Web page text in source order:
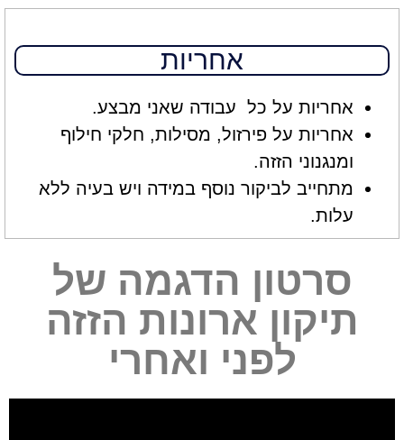
אחריות
אחריות על כל עבודה שאני מבצע.
אחריות על פירזול, מסילות, חלקי חילוף
ומנגנוני הזזה.
מתחייב לביקור נוסף במידה ויש בעיה ללא
עלות.
סרטון הדגמה של
תיקון ארונות הזזה
לפני ואחרי